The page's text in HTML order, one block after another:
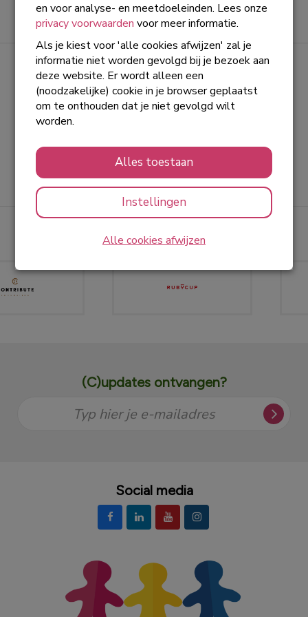
voorzien van voorlichting én menstruatiecups.
Hierdoor kunnen deze meisjes nu met
zelfvertrouwen en zonder zorgen aan hun
toekomst op school werken. Iedere dag van de
maand!
Lees meer
Laatste donaties
Bekijk alle
Tim
21-11-2024 | 12:51
Sponsoren
(C)updates ontvangen?
Typ hier je e-mailadres
Social media
en voor analyse- en meetdoeleinden. Lees onze
privacy voorwaarden voor meer informatie.
Als je kiest voor 'alle cookies afwijzen' zal je
informatie niet worden gevolgd bij je bezoek aan
deze website. Er wordt alleen een
(noodzakelijke) cookie in je browser geplaatst
om te onthouden dat je niet gevolgd wilt
worden.
Alles toestaan
Instellingen
Alle cookies afwijzen